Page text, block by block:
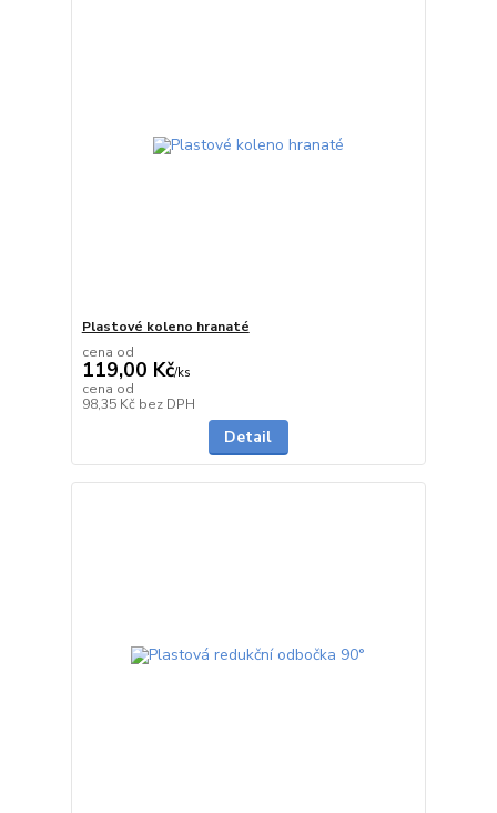
Plastové koleno hranaté
cena od
119,00 Kč/ks
cena od
98,35 Kč bez DPH
Detail